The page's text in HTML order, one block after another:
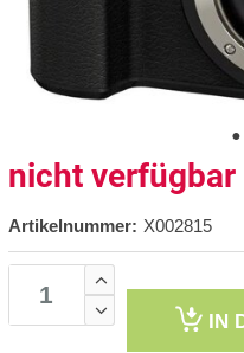
nicht verfügbar
Artikelnummer: X002815
IN